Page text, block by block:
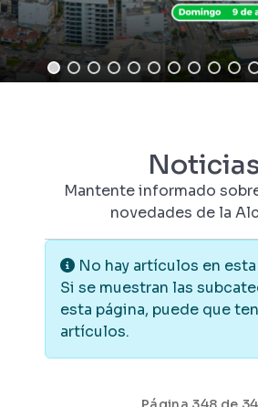
Mantente informado
novedades de la
Información
No hay artículos en
Si se muestran las
esta página, puede que
artículos.